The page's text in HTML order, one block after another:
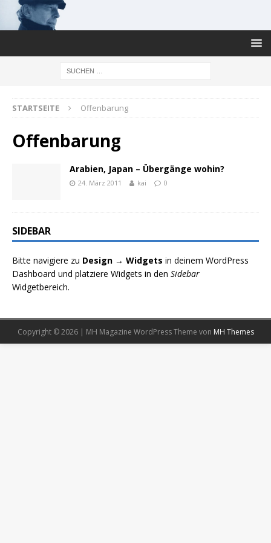
STARTSEITE Offenbarung
Offenbarung
Arabien, Japan – Übergänge wohin?
24. März 2011 kai 0
SIDEBAR
Bitte navigiere zu Design → Widgets in deinem WordPress
Dashboard und platziere Widgets in den Sidebar
Widgetbereich.
Copyright © 2026 | MH Magazine WordPress Theme von MH Themes